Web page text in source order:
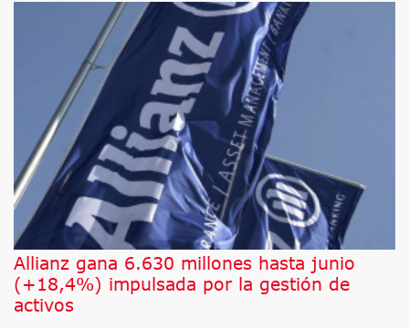
Allianz gana 6.630 millones hasta junio
(+18,4%) impulsada por la gestión de
activos